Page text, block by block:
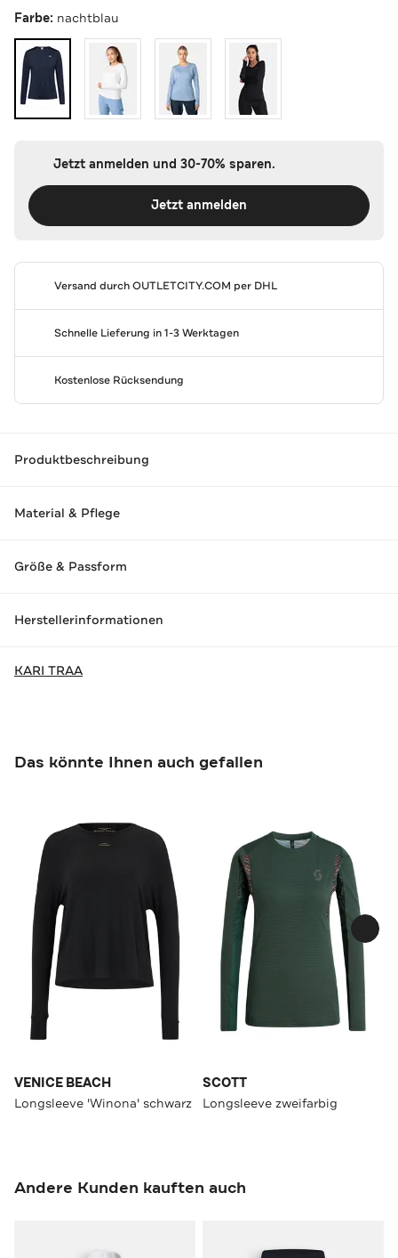
Farbe: nachtblau
Jetzt anmelden und 30-70% sparen.
Jetzt anmelden
Versand durchOUTLETCITY.COM per DHL
Schnelle Lieferung in 1-3 Werktagen
Kostenlose Rücksendung
Produktbeschreibung
Material & Pflege
Größe & Passform
Herstellerinformationen
KARI TRAA
Das könnte Ihnen auch gefallen
VENICE BEACH
Longsleeve 'Winona' schwarz
SCOTT
Longsleeve zweifarbig
Andere Kunden kauften auch